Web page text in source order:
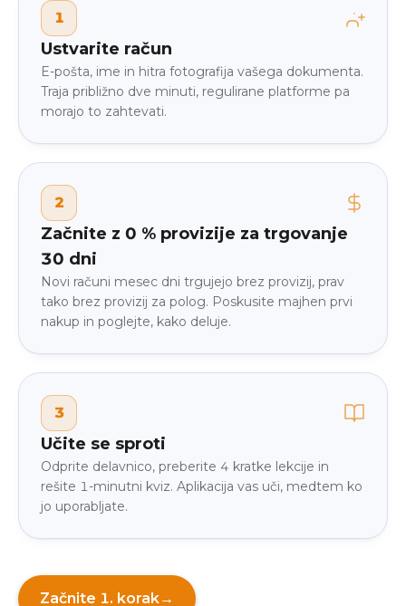
1
Ustvarite račun
E-pošta, ime in hitra fotografija vašega dokumenta.
Traja približno dve minuti, regulirane platforme pa
morajo to zahtevati.
2
Začnite z 0 % provizije za trgovanje
30 dni
Novi računi mesec dni trgujejo brez provizij, prav
tako brez provizij za polog. Poskusite majhen prvi
nakup in poglejte, kako deluje.
3
Učite se sproti
Odprite delavnico, preberite 4 kratke lekcije in
rešite 1-minutni kviz. Aplikacija vas uči, medtem ko
jo uporabljate.
Začnite 1. korak→